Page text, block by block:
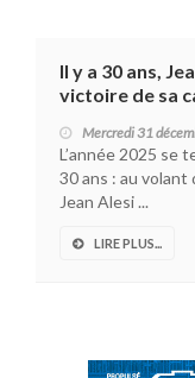
Il y a 30 ans,
victoire de sa
Mercredi 31
L’année 2025 se
30 ans : au volant
Jean Alesi ...
LIRE PLUS...